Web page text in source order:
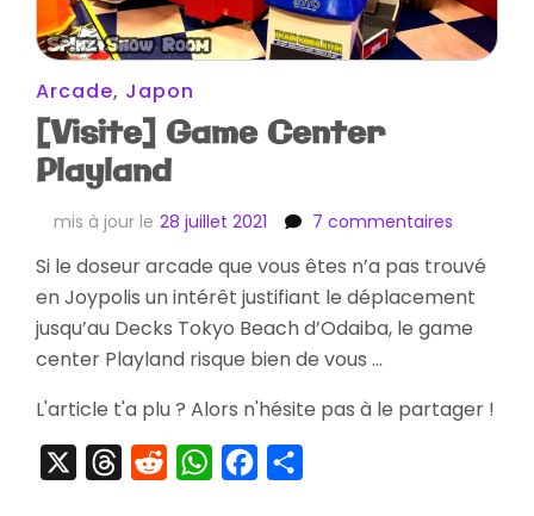
Arcade, Japon
[Visite] Game Center
Playland
mis à jour le 28 juillet 2021 7 commentaires
Game
Center
Playland
Si le doseur arcade que vous êtes n’a pas trouvé
en Joypolis un intérêt justifiant le déplacement
jusqu’au Decks Tokyo Beach d’Odaiba, le game
center Playland risque bien de vous …
L'article t'a plu ? Alors n'hésite pas à le partager !
ThreadsRedditWhatsAppFacebook